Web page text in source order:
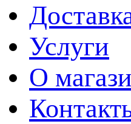
Услуги
О